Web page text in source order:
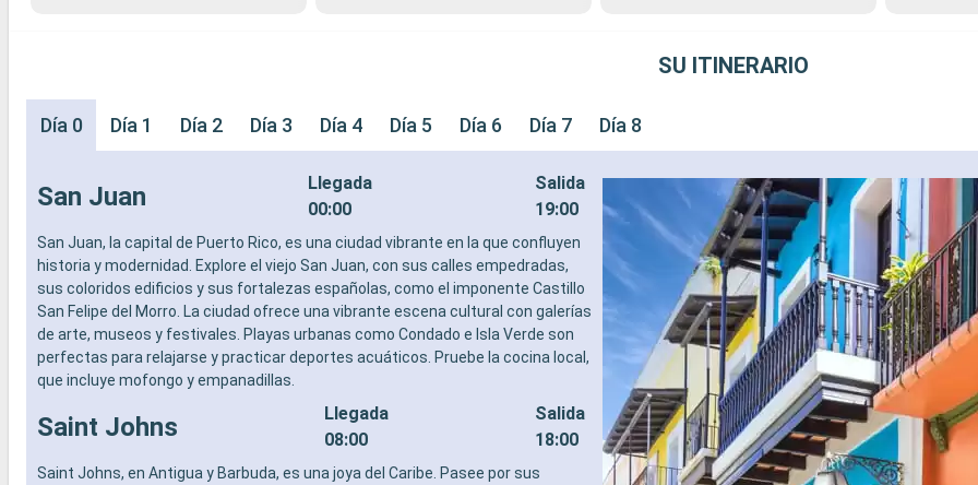
SU ITINERARIO
Día 0 Día 1 Día 2 Día 3 Día 4 Día 5 Día 6 Día 7 Día 8
San Juan
Llegada
00:00
Salida
19:00
San Juan, la capital de Puerto Rico, es una ciudad vibrante en la que confluyen
historia y modernidad. Explore el viejo San Juan, con sus calles empedradas,
sus coloridos edificios y sus fortalezas españolas, como el imponente Castillo
San Felipe del Morro. La ciudad ofrece una vibrante escena cultural con galerías
de arte, museos y festivales. Playas urbanas como Condado e Isla Verde son
perfectas para relajarse y practicar deportes acuáticos. Pruebe la cocina local,
que incluye mofongo y empanadillas.
Saint Johns
Llegada
08:00
Salida
18:00
Saint Johns, en Antigua y Barbuda, es una joya del Caribe. Pasee por sus